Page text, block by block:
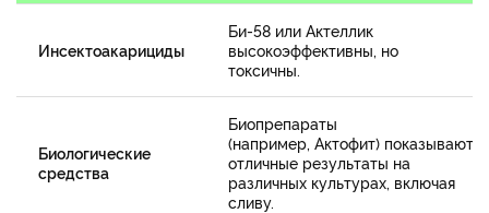
Инсектоакарициды
Би-58 или Актеллик
высокоэффективны, но
токсичны.
Биологические
средства
Биопрепараты
(например, Актофит) показывают
отличные результаты на
различных культурах, включая
сливу.